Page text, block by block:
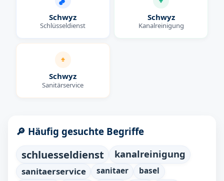
Schwyz
Schlüsseldienst
Schwyz
Kanalreinigung
Schwyz
Sanitärservice
🔎 Häufig gesuchte Begriffe
schluesseldienst kanalreinigung
sanitaerservice sanitaer basel